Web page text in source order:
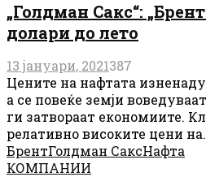
„Голдман Сакс“:
долари до лето
13 јануари, 2021387
Цените на нафтата
а се повеќе земји
ги затвораат економиите.
релативно високите цени
БрентГолдман СаксНафта
КОМПАНИИ